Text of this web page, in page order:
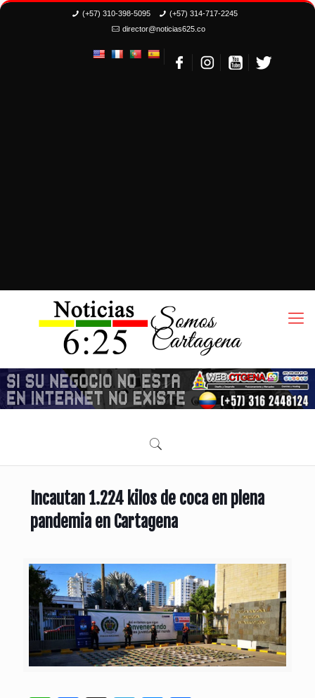
(+57) 310-398-5095
(+57) 314-717-2245
director@noticias625.co
Incautan 1.224 kilos de coca en plena
pandemia en Cartagena